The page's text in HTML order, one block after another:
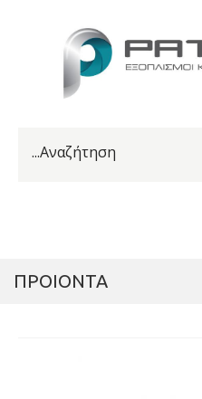
ΠΡΟΙΟΝΤΑ